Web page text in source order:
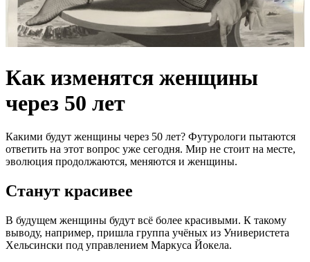
Как изменятся женщины
через 50 лет
Какими будут женщины через 50 лет? Футурологи пытаются
ответить на этот вопрос уже сегодня. Мир не стоит на месте,
эволюция продолжаются, меняются и женщины.
Станут красивее
В будущем женщины будут всё более красивыми. К такому
выводу, например, пришла группа учёных из Универистета
Хельсински под управлением Маркуса Йокела.